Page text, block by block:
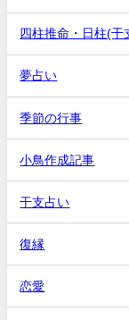
四柱推命・日柱(干
夢占い
季節の行事
小鳥作成記事
干支占い
復縁
恋愛